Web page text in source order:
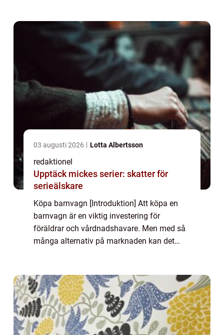
översik...
03 augusti 2026 Lotta Albertsson
redaktionel
Upptäck mickes serier: skatter för
serieälskare
Köpa barnvagn [Introduktion] Att köpa en
barnvagn är en viktig investering för
föräldrar och vårdnadshavare. Men med så
många alternativ på marknaden kan det
översik...